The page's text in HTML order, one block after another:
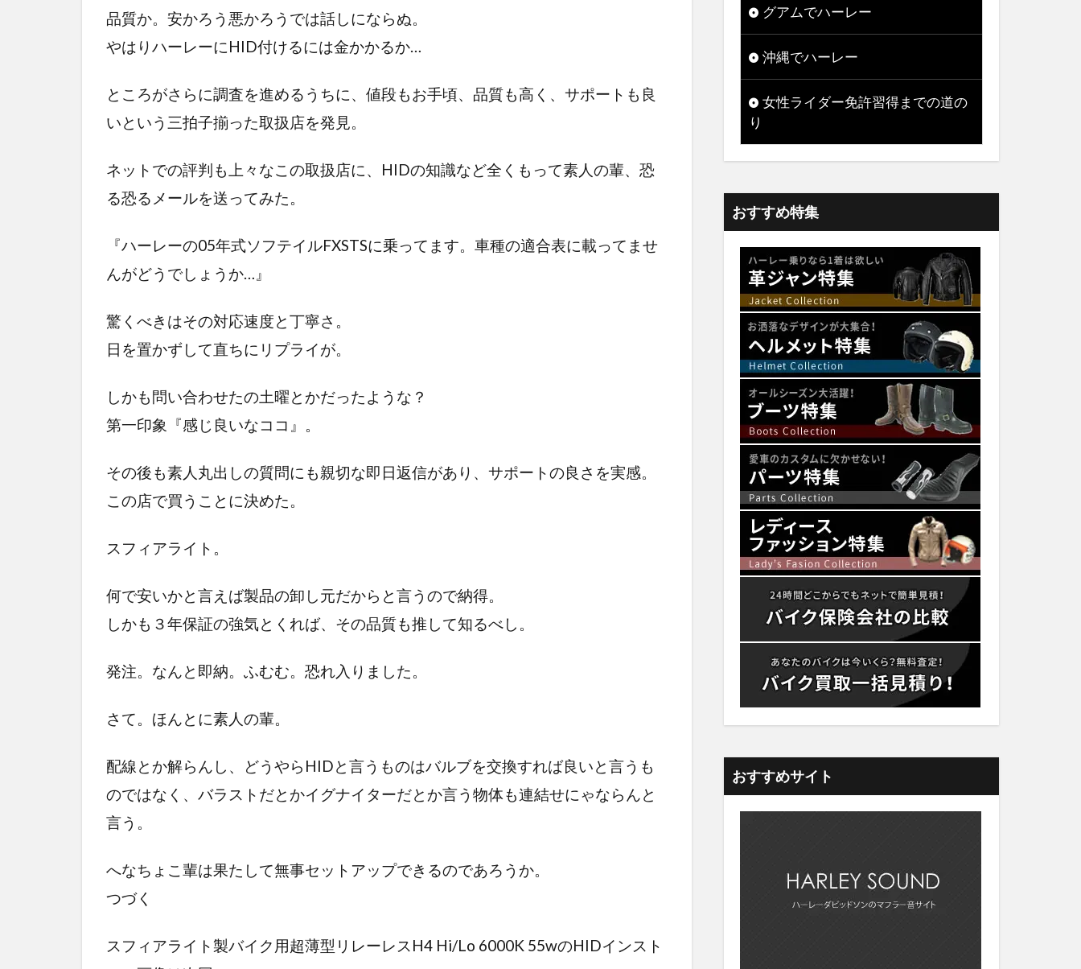
品質か。安かろう悪かろうでは話しにならぬ。
やはりハーレーにHID付けるには金かかるか…
ところがさらに調査を進めるうちに、値段もお手頃、品質も高く、サポートも良
いという三拍子揃った取扱店を発見。
ネットでの評判も上々なこの取扱店に、HIDの知識など全くもって素人の輩、恐
る恐るメールを送ってみた。
『ハーレーの05年式ソフテイルFXSTSに乗ってます。車種の適合表に載ってませ
んがどうでしょうか…』
驚くべきはその対応速度と丁寧さ。
日を置かずして直ちにリプライが。
しかも問い合わせたの土曜とかだったような？
第一印象『感じ良いなココ』。
その後も素人丸出しの質問にも親切な即日返信があり、サポートの良さを実感。
この店で買うことに決めた。
スフィアライト。
何で安いかと言えば製品の卸し元だからと言うので納得。
しかも３年保証の強気とくれば、その品質も推して知るべし。
発注。なんと即納。ふむむ。恐れ入りました。
さて。ほんとに素人の輩。
配線とか解らんし、どうやらHIDと言うものはバルブを交換すれば良いと言うも
のではなく、バラストだとかイグナイターだとか言う物体も連結せにゃならんと
言う。
へなちょこ輩は果たして無事セットアップできるのであろうか。
つづく
スフィアライト製バイク用超薄型リレーレスH4 Hi/Lo 6000K 55wのHIDインスト
グアムでハーレー
沖縄でハーレー
女性ライダー免許習得までの道の
り
おすすめ特集
おすすめサイト